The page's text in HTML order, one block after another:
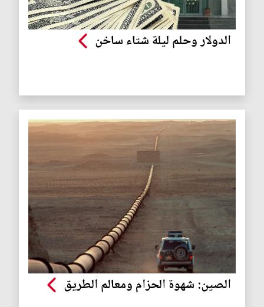
الدولار وحلم ليلة شتاء ساخن
الصين: شهوة الحزام ومعالم الطريق